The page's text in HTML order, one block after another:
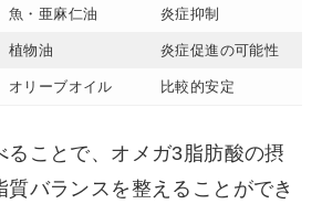
魚・亜麻仁油 炎症抑制
植物油 炎症促進の可能性
オリーブオイル 比較的安定
ることで、オメガ3脂肪酸の摂
バランスを整えることができ